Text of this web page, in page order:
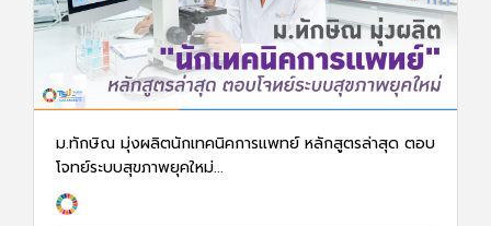
ม.ทักษิณ มุ่งผลิตนักเทคนิคการแพทย์ หลักสูตรล่าสุด ตอบ
โจทย์ระบบสุขภาพยุคใหม่...